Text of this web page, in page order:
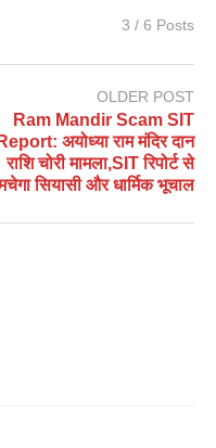
3 / 6 Posts
OLDER POST
Ram Mandir Scam SIT
Report: अयोध्या राम मंदिर दान
राशि चोरी मामला,SIT रिपोर्ट से
सियासी और धार्मिक भूचाल